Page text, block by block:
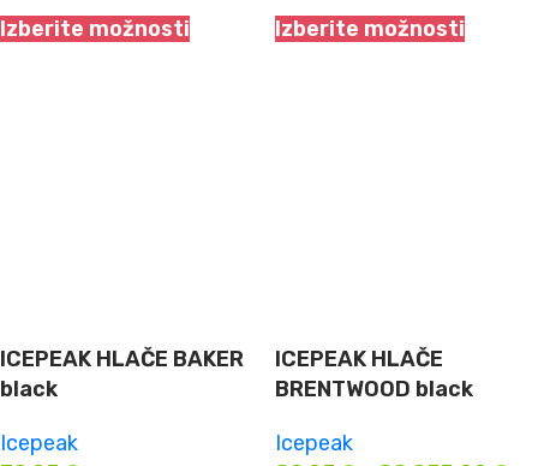
Izberite možnosti Izberite možnosti
ICEPEAK HLAČE BAKER
black
Icepeak
ICEPEAK HLAČE
BRENTWOOD black
Icepeak